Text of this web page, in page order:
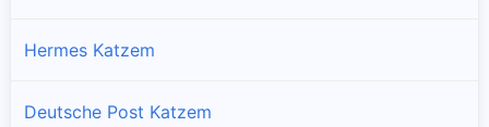
Hermes Katzem
Deutsche Post Katzem